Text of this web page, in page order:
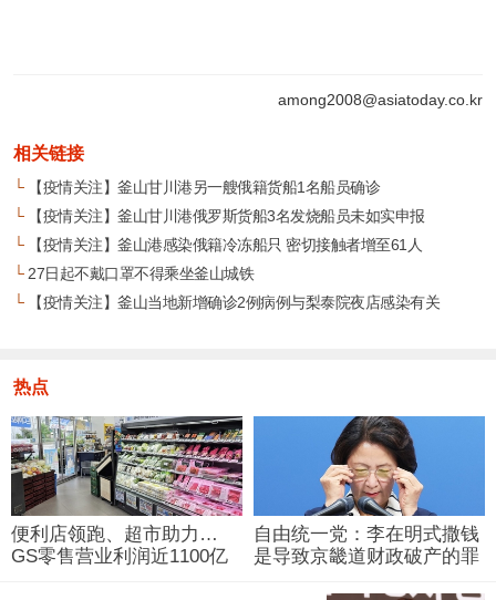
among2008@asiatoday.co.kr
相关链接
└【疫情关注】釜山甘川港另一艘俄籍货船1名船员确诊
└【疫情关注】釜山甘川港俄罗斯货船3名发烧船员未如实申报
└【疫情关注】釜山港感染俄籍冷冻船只 密切接触者增至61人
└27日起不戴口罩不得乘坐釜山城铁
└【疫情关注】釜山当地新增确诊2例病例与梨泰院夜店感染有关
热点
便利店领跑、超市助力…
GS零售营业利润近1100亿
自由统一党：李在明式撒钱
是导致京畿道财政破产的罪